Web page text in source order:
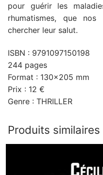
pour guérir les
rhumatismes, que nos
chercher leur salut.
ISBN : 9791097150198
244 pages
Format : 130×205 mm
Prix : 12 €
Genre : THRILLER
Produits similaires